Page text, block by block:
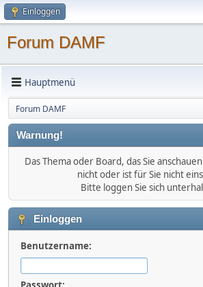
Einloggen
Forum DAMF
Hauptmenü
Forum DAMF
Warnung!
Das Thema oder Board, das Sie
nicht oder ist für Sie nicht
Bitte loggen Sie sich
Einloggen
Benutzername: